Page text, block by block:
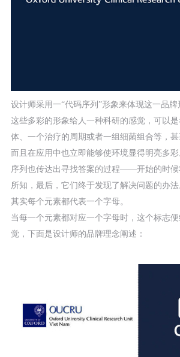
设计师采用一“代码序列”形象来体现这一品牌
这些多彩的形象给人一种科研的感觉，可以
体、一个治疗的周期或者一组细菌组合等，甚
而且在应用中也立即能够使环境显得明亮多彩
序列也传达出寻找答案的过程——开始的时候
所知，最后，它们终于发现了解决问题的办法
其实每个元素都代表一个字母。
当每一个元素都对应一个字母时，这个标志
觉，下面是设计师的品牌理念阐述：